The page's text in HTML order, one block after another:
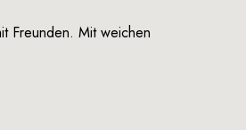
Freunden. Mit weichen